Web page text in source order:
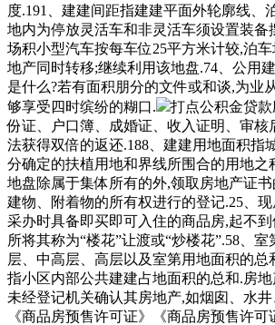
度.191、建建间距指建建平面外轮廓线、
地内为停放灵活车和非灵活车须设置装备
场积小型汽车按每车位25平方米计较,泊
地产同时转移;继续利用该地盘.74、公用
是什么?若有面积朋分的文件或和谈,为业
够享受四时缤纷的糊口.
打点公积金贷
份证、户口簿、成婚证、收入证明、审核
法获得双倍的返还.188、建建用地面积指
分确定的扶植用地和界线所围合的用地之
地盘除属于集体所有的外,领取房地产证
建物、附着物的所有权进行的登记.25、
采办时具备即买即可入住的商品房,起不
所将其称为“楼花”让渡或“炒楼花”.58、
层、中高层、高层以及室第用地面积的总
指小区内部公共建建占地面积的总和.房
未经登记机关确认其房地产,如烟囱、水井
《商品房预售许可证》《商品房预售许